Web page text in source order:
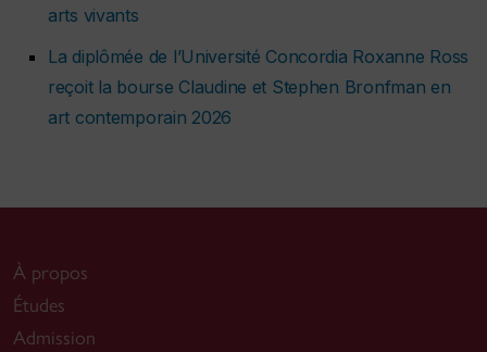
arts vivants
La diplômée de l’Université Concordia Roxanne Ross
reçoit la bourse Claudine et Stephen Bronfman en
art contemporain 2026
À propos
Études
Admission